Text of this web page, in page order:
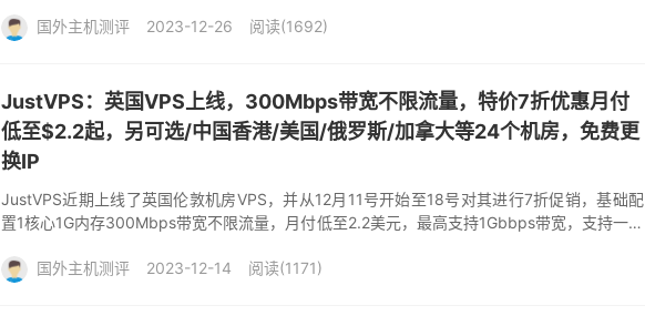
国外主机测评
2023-12-26 阅读(1692)
JustVPS：英国VPS上线，300Mbps带宽不限流量，特价7折优惠月付
低至$2.2起，另可选/中国香港/美国/俄罗斯/加拿大等24个机房，免费更
换IP
JustVPS近期上线了英国伦敦机房VPS，并从12月11号开始至18号对其进行7折促销，基础配
置1核心1G内存300Mbps带宽不限流量，月付低至2.2美元，最高支持1Gbbps带宽，支持一键
国外主机测评
2023-12-14 阅读(1171)